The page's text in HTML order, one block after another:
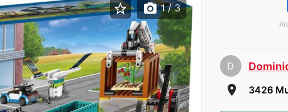
D
room 3426
star_border photo_camera 1/ 3